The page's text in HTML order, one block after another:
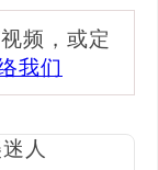
频，或定
我们